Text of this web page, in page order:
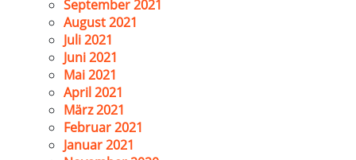
September 2021
August 2021
Juli 2021
Juni 2021
Mai 2021
April 2021
März 2021
Februar 2021
Januar 2021